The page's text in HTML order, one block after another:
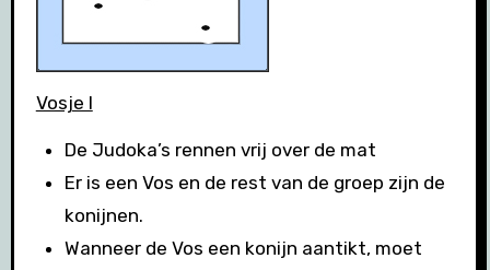
Vosje I
De Judoka’s rennen vrij over de mat
Er is een Vos en de rest van de groep zijn de
konijnen.
Wanneer de Vos een konijn aantikt, moet